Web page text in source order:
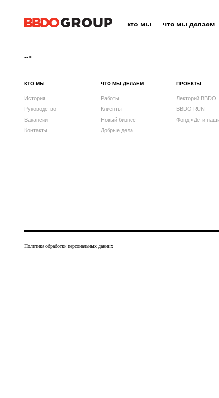
кто мы что мы делаем
-->
КТО МЫ
История
Руководство
Вакансии
Контакты
ЧТО МЫ ДЕЛАЕМ
Работы
Клиенты
Новый бизнес
Добрые дела
ПРОЕКТЫ
Лекторий BBDO
BBDO RUN
Фонд «Дети
Политика обработки персональных данных